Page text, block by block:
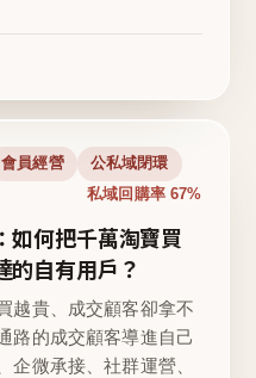
會員經營 公私域閉環
私域回購率 67%
如何把千萬淘寶買
的自有用戶？
越貴、成交顧客卻拿不
路的成交顧客導進自己
企微承接、社群運營、